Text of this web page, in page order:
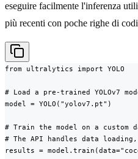
eseguire facilmente l'inferenza
più recenti con poche righe di
from ultralytics import YOLO
# Load a pre-trained YOLOv7
model = YOLO("yolov7.pt")
# Train the model on a custom
# The API handles data loading,
results =